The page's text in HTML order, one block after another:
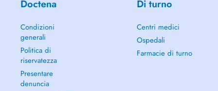
Doctena
Condizioni
generali
Politica di
riservatezza
Presentare
denuncia
Di turno
Centri medici
Ospedali
Farmacie di turno